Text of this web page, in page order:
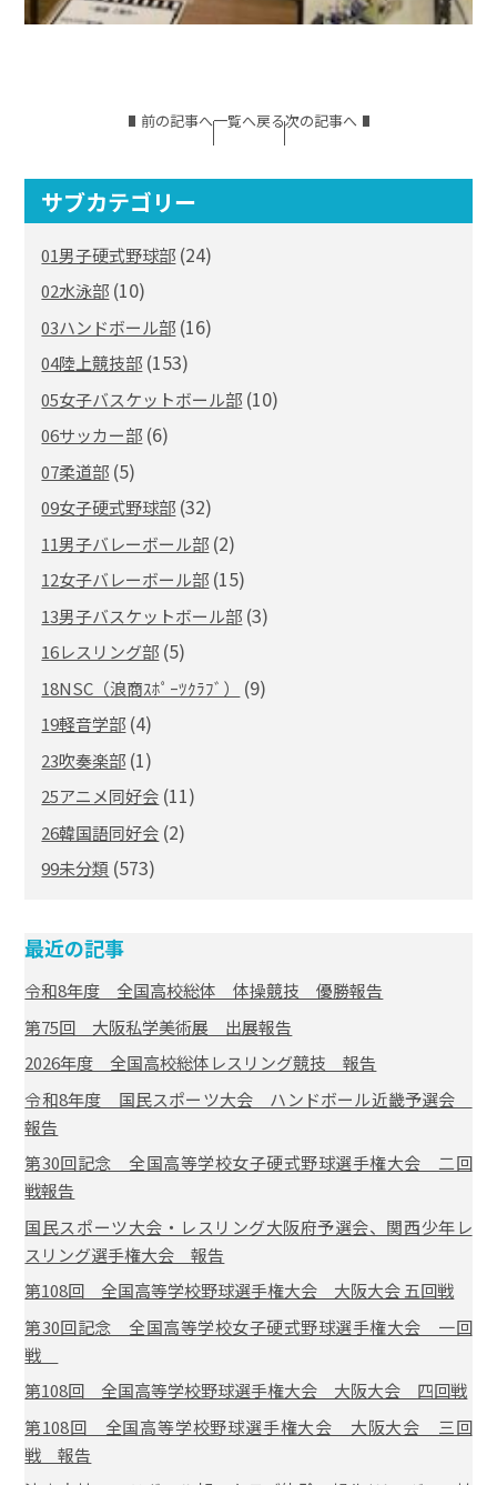
前の記事へ一覧へ戻る次の記事へ
サブカテゴリー
01男子硬式野球部 (24)
02水泳部 (10)
03ハンドボール部 (16)
04陸上競技部 (153)
05女子バスケットボール部 (10)
06サッカー部 (6)
07柔道部 (5)
09女子硬式野球部 (32)
11男子バレーボール部 (2)
12女子バレーボール部 (15)
13男子バスケットボール部 (3)
16レスリング部 (5)
18NSC（浪商ｽﾎﾟｰﾂｸﾗﾌﾞ） (9)
19軽音学部 (4)
23吹奏楽部 (1)
25アニメ同好会 (11)
26韓国語同好会 (2)
99未分類 (573)
最近の記事
令和8年度 全国高校総体 体操競技 優勝報告
第75回 大阪私学美術展 出展報告
2026年度 全国高校総体レスリング競技 報告
令和8年度 国民スポーツ大会 ハンドボール近畿予選会
報告
第30回記念 全国高等学校女子硬式野球選手権大会 二回
戦報告
国民スポーツ大会・レスリング大阪府予選会、関西少年レ
スリング選手権大会 報告
第108回 全国高等学校野球選手権大会 大阪大会 五回戦
第30回記念 全国高等学校女子硬式野球選手権大会 一回
戦
第108回 全国高等学校野球選手権大会 大阪大会 四回戦
第108回 全国高等学校野球選手権大会 大阪大会 三回
戦 報告